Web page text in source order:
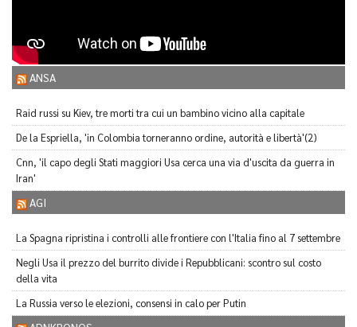
ANSA
Raid russi su Kiev, tre morti tra cui un bambino vicino alla capitale
De la Espriella, 'in Colombia torneranno ordine, autorità e libertà'(2)
Cnn, 'il capo degli Stati maggiori Usa cerca una via d'uscita da guerra in
Iran'
AGI
La Spagna ripristina i controlli alle frontiere con l'Italia fino al 7 settembre
Negli Usa il prezzo del burrito divide i Repubblicani: scontro sul costo
della vita
La Russia verso le elezioni, consensi in calo per Putin